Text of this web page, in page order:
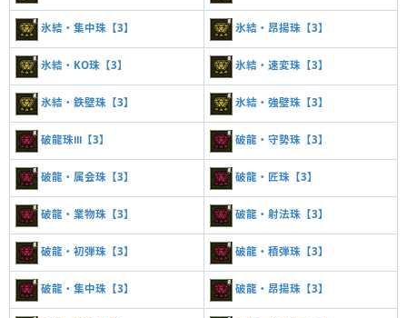
氷結・集中珠【3】 氷結・昂揚珠【3】
氷結・KO珠【3】 氷結・速変珠【3】
氷結・鉄壁珠【3】 氷結・強壁珠【3】
破龍珠Ⅲ【3】 破龍・守勢珠【3】
破龍・属会珠【3】 破龍・匠珠【3】
破龍・業物珠【3】 破龍・射法珠【3】
破龍・初弾珠【3】 破龍・積弾珠【3】
破龍・集中珠【3】 破龍・昂揚珠【3】